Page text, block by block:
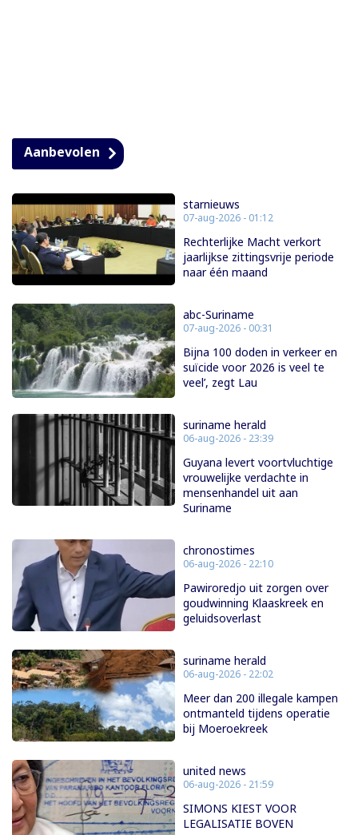
Aanbevolen
starnieuws
07-aug-2026 - 01:12
Rechterlijke Macht verkort
jaarlijkse zittingsvrije periode
naar één maand
abc-Suriname
07-aug-2026 - 00:31
Bijna 100 doden in verkeer en
suïcide voor 2026 is veel te
veel’, zegt Lau
suriname herald
06-aug-2026 - 23:39
Guyana levert voortvluchtige
vrouwelijke verdachte in
mensenhandel uit aan
Suriname
chronostimes
06-aug-2026 - 22:10
Pawiroredjo uit zorgen over
goudwinning Klaaskreek en
geluidsoverlast
suriname herald
06-aug-2026 - 22:02
Meer dan 200 illegale kampen
ontmanteld tijdens operatie
bij Moeroekreek
united news
06-aug-2026 - 21:59
SIMONS KIEST VOOR
LEGALISATIE BOVEN